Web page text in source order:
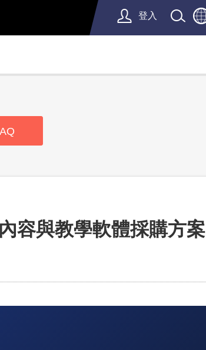
登入
容與教學軟體採購方案